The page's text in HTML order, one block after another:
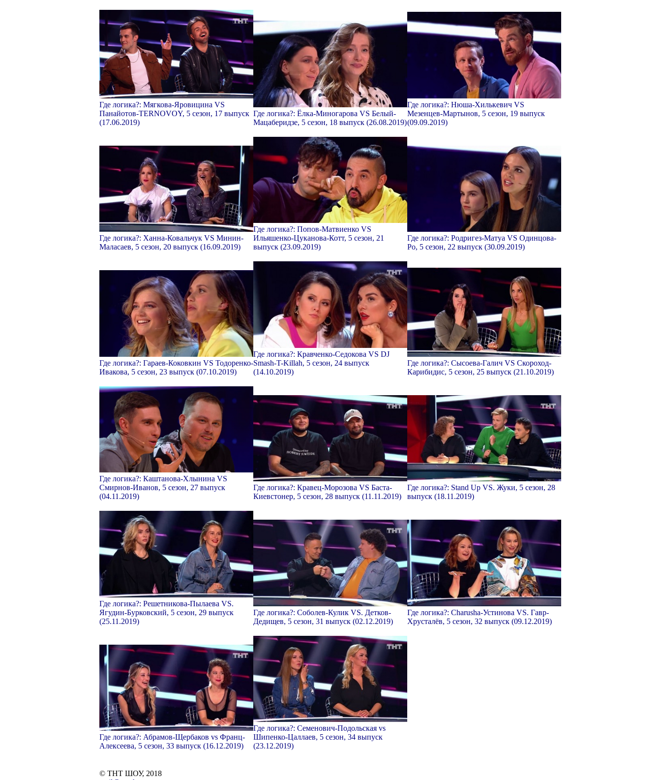
Где логика?: Мягкова-Яровицина VS
Панайотов-TERNOVOY, 5 сезон, 17 выпуск
(17.06.2019)
Где логика?: Ёлка-Миногарова VS Белый-
Мацаберидзе, 5 сезон, 18 выпуск (26.08.2019)
Где логика?: Нюша-Хилькевич VS
Мезенцев-Мартынов, 5 сезон, 19 выпуск
(09.09.2019)
Где логика?: Ханна-Ковальчук VS Минин-
Маласаев, 5 сезон, 20 выпуск (16.09.2019)
Где логика?: Попов-Матвиенко VS
Ильяшенко-Цуканова-Котт, 5 сезон, 21
выпуск (23.09.2019)
Где логика?: Родригез-Матуа VS Одинцова-
Ро, 5 сезон, 22 выпуск (30.09.2019)
Где логика?: Гараев-Коковкин VS Тодоренко-
Ивакова, 5 сезон, 23 выпуск (07.10.2019)
Где логика?: Кравченко-Седокова VS DJ
Smash-T-Killah, 5 сезон, 24 выпуск
(14.10.2019)
Где логика?: Сысоева-Галич VS Скороход-
Карибидис, 5 сезон, 25 выпуск (21.10.2019)
Где логика?: Каштанова-Хлынина VS
Смирнов-Иванов, 5 сезон, 27 выпуск
(04.11.2019)
Где логика?: Кравец-Морозова VS Баста-
Киевстонер, 5 сезон, 28 выпуск (11.11.2019)
Где логика?: Stand Up VS. Жуки, 5 сезон, 28
выпуск (18.11.2019)
Где логика?: Решетникова-Пылаева VS.
Ягудин-Бурковский, 5 сезон, 29 выпуск
(25.11.2019)
Где логика?: Соболев-Кулик VS. Детков-
Дедищев, 5 сезон, 31 выпуск (02.12.2019)
Где логика?: Charusha-Устинова VS. Гавр-
Хрусталёв, 5 сезон, 32 выпуск (09.12.2019)
Где логика?: Абрамов-Щербаков vs Франц-
Алексеева, 5 сезон, 33 выпуск (16.12.2019)
Где логика?: Семенович-Подольская vs
Шипенко-Цаллаев, 5 сезон, 34 выпуск
(23.12.2019)
© ТНТ ШОУ, 2018